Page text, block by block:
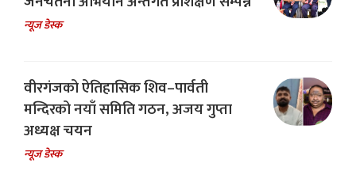
न्यूज डेस्क
वीरगंजको ऐतिहासिक शिव–पार्वती
मन्दिरको नयाँ समिति गठन, अजय गुप्ता
अध्यक्ष चयन
न्यूज डेस्क